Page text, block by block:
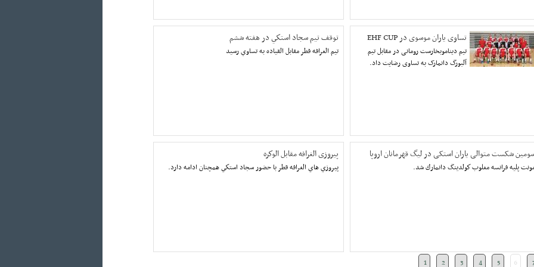
تساوی یاران موسوی در EHF CUP
تیم دیناموبخارست رومانی در مقابل تیم
آلبورگ دانمارک به تساوی رضایت داد.
توقف تيم سجاد استكي در هفته ششم
تيم الغرافه قطر مقابل القياده به تساوي رسيد
شکست متوالی یاران استکی در لیگ قهرمانان اروپا
پليه فرانسه مغلوب كولدينگ دانمارك شد.
پیروزی الغرافه مقابل الوكره
پيروزي هاي الغرافه قطر با حضور سجاد استكي همچنان ادامه دارد.
1 2 3 4 5 6